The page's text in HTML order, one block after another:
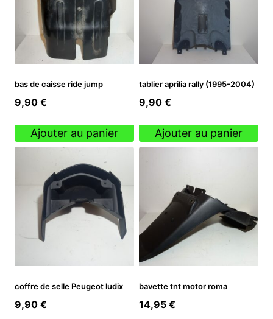
bas de caisse ride jump
9,90 €
Ajouter au panier
tablier aprilia rally (1995-2004)
9,90 €
Ajouter au panier
coffre de selle Peugeot ludix
9,90 €
bavette tnt motor roma
14,95 €